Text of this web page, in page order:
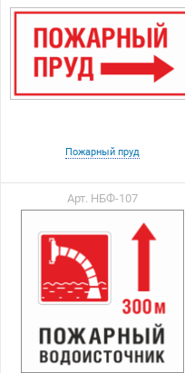
Пожарный пруд
Арт. НБФ-107